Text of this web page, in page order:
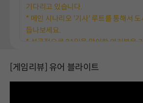
기다리고 있습니다.
* 메인 시나리오 '기사' 루트를 통해서 도
듭나보세요.
* 성공적으로 21일을 맞이한 여러분은
[게임리뷰] 유어 블라이트